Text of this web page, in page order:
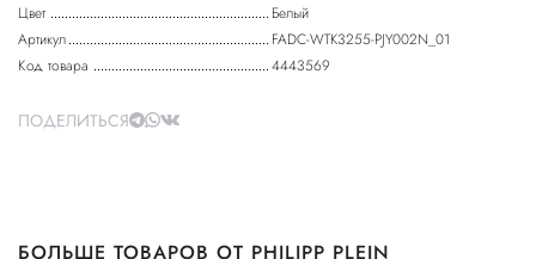
Цвет
Белый
Артикул
FADC-WTK3255-PJY002N_01
Код товара
4443569
ПОДЕЛИТЬСЯ
БОЛЬШЕ ТОВАРОВ ОТ PHILIPP PLEIN